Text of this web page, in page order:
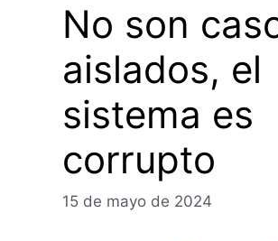
No son
aislados, el
sistema es
corrupto
15 de mayo de 2024